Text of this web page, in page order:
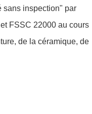
sans inspection" par
FSSC 22000 au cours
de la céramique, de